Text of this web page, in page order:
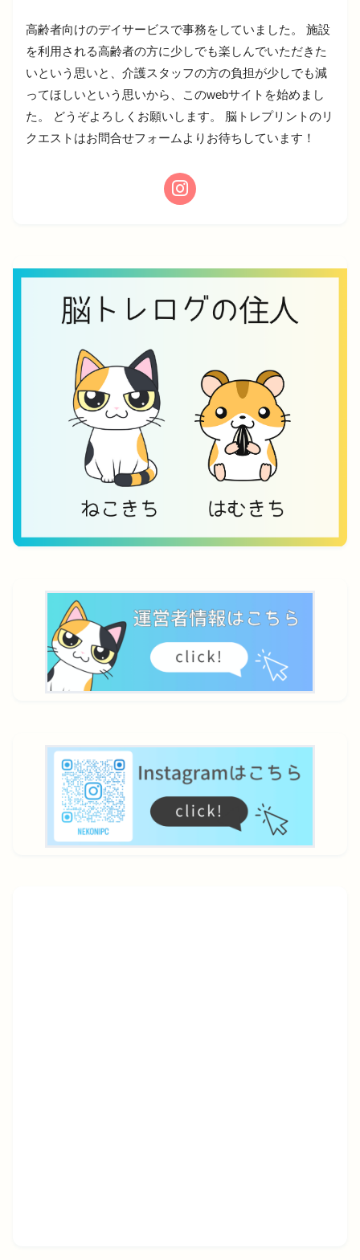
高齢者向けのデイサービスで事務をしていました。 施設
を利用される高齢者の方に少しでも楽しんでいただきた
いという思いと、介護スタッフの方の負担が少しでも減
ってほしいという思いから、このwebサイトを始めまし
た。 どうぞよろしくお願いします。 脳トレプリントのリ
クエストはお問合せフォームよりお待ちしています！